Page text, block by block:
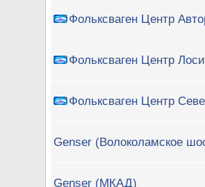
Фольксваген Центр
Фольксваген Центр
Фольксваген Центр
Genser (Волоколамское
Genser (МКАД)